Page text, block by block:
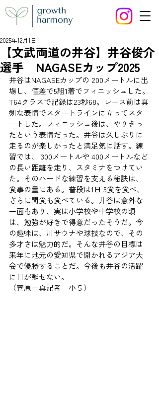
【文武両道の井谷】井谷俊介
選手 NAGASEカップ2025
2025年12月1日
井谷はNAGASEカップの 200メートルに出
場し、僅差で5組1着でフィニッシュした。
T64クラスで記録は23秒68。レース前は真
剣な表情でスタートラインに立ってスタ
ートした。フィニッシュ後は、やりきっ
たという表情だった。井谷は久しぶりに
走るのが楽しかったと満足気に話す。練
習では、 300メートルや 400メートルなど
の長い距離を走り、スタミナをつけてい
た。そのハードな練習を支える秘訣は、
食事の量にある。普段は1日 5食を食べ、
さらに間食も食べている。井谷は意外な
一面もあり、実は小学校や中学校の頃
は、勉強が好きで得意だったそうだ。今
の趣味は、川サウナや球技なので、その
多才さは魅力的だ。そんな井谷の目標は
来年に地元の愛知県で開かれるアジア大
会で優勝することだ。今後も井谷の活躍
に目が離せない。
（菅原一真記者　小５）